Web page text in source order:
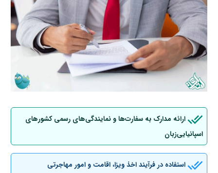
ارائه مدارک به سفارت‌ها و نمایندگی‌های رسمی کشورهای
اسپانیایی‌زبان
استفاده در فرآیند اخذ ویزا، اقامت و امور مهاجرتی